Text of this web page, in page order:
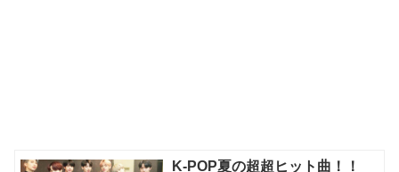
K-POP夏の超超ヒット曲！！